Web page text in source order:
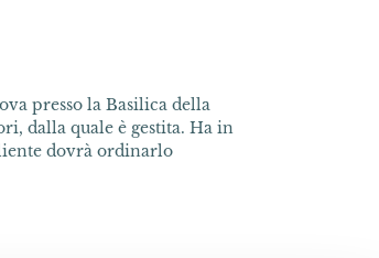
presso la Basilica della
dalla quale è gestita. Ha in
dovrà ordinarlo